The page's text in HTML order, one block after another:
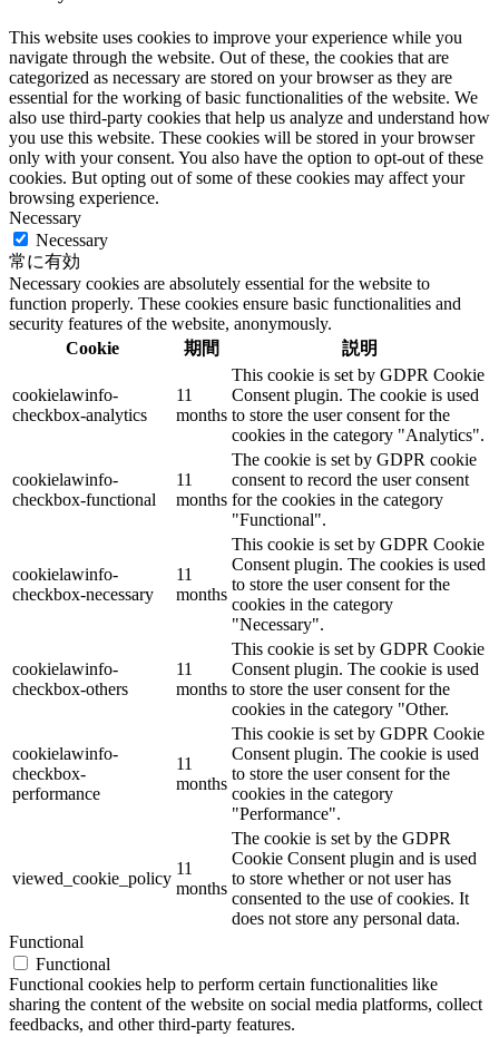
This website uses cookies to improve your experience while you
navigate through the website. Out of these, the cookies that are
categorized as necessary are stored on your browser as they are
essential for the working of basic functionalities of the website. We
also use third-party cookies that help us analyze and understand how
you use this website. These cookies will be stored in your browser
only with your consent. You also have the option to opt-out of these
cookies. But opting out of some of these cookies may affect your
browsing experience.
Necessary
Necessary
常に有効
Necessary cookies are absolutely essential for the website to
function properly. These cookies ensure basic functionalities and
security features of the website, anonymously.
Cookie
期間 説明
cookielawinfo-
checkbox-analytics
11
months
This cookie is set by GDPR Cookie
Consent plugin. The cookie is used
to store the user consent for the
cookies in the category "Analytics".
cookielawinfo-
checkbox-functional
11
months
The cookie is set by GDPR cookie
consent to record the user consent
for the cookies in the category
"Functional".
cookielawinfo-
checkbox-necessary
11
months
This cookie is set by GDPR Cookie
Consent plugin. The cookies is used
to store the user consent for the
cookies in the category
"Necessary".
cookielawinfo-
checkbox-others
11
months
This cookie is set by GDPR Cookie
Consent plugin. The cookie is used
to store the user consent for the
cookies in the category "Other.
cookielawinfo-
checkbox-
performance
11
months
This cookie is set by GDPR Cookie
Consent plugin. The cookie is used
to store the user consent for the
cookies in the category
"Performance".
viewed_cookie_policy
11
months
The cookie is set by the GDPR
Cookie Consent plugin and is used
to store whether or not user has
consented to the use of cookies. It
does not store any personal data.
Functional
Functional
Functional cookies help to perform certain functionalities like
sharing the content of the website on social media platforms, collect
feedbacks, and other third-party features.